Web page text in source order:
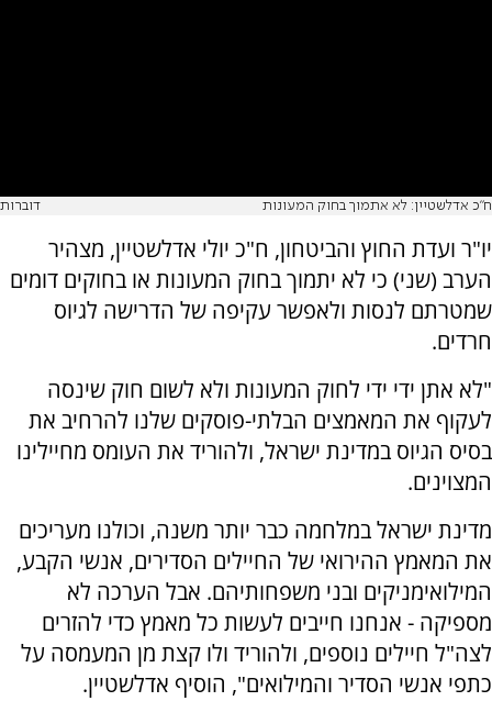
ח"כ אדלשטיין: לא אתמוך בחוק המעונות דוברות
יו"ר ועדת החוץ והביטחון, ח"כ יולי אדלשטיין, מצהיר
הערב (שני) כי לא יתמוך בחוק המעונות או בחוקים דומים
שמטרתם לנסות ולאפשר עקיפה של הדרישה לגיוס
חרדים.
"לא אתן ידי ידי לחוק המעונות ולא לשום חוק שינסה
לעקוף את המאמצים הבלתי-פוסקים שלנו להרחיב את
בסיס הגיוס במדינת ישראל, ולהוריד את העומס מחיילינו
המצוינים.
מדינת ישראל במלחמה כבר יותר משנה, וכולנו מעריכים
את המאמץ ההירואי של החיילים הסדירים, אנשי הקבע,
המילואימניקים ובני משפחותיהם. אבל הערכה לא
מספיקה - אנחנו חייבים לעשות כל מאמץ כדי להזרים
לצה"ל חיילים נוספים, ולהוריד ולו קצת מן המעמסה על
כתפי אנשי הסדיר והמילואים", הוסיף אדלשטיין.